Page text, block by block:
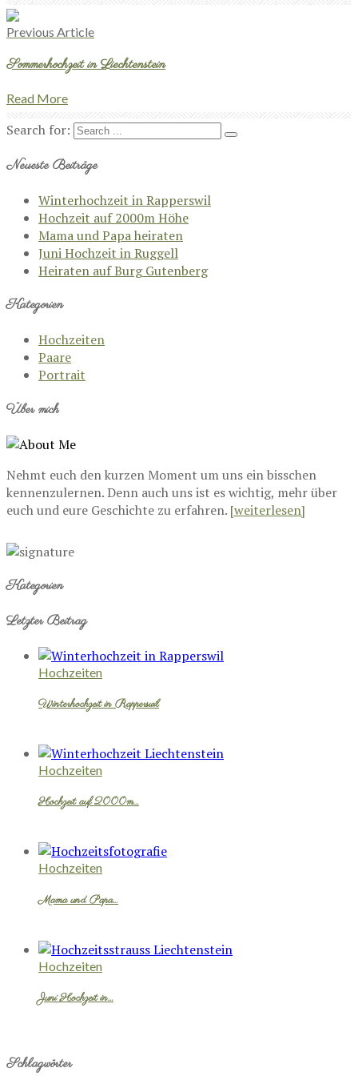
Previous Article
Sommerhochzeit in Liechtenstein
Read More
Search for:
Neueste Beiträge
Winterhochzeit in Rapperswil
Hochzeit auf 2000m Höhe
Mama und Papa heiraten
Juni Hochzeit in Ruggell
Heiraten auf Burg Gutenberg
Kategorien
Hochzeiten
Paare
Portrait
Über mich
Nehmt euch den kurzen Moment um uns ein bisschen
kennenzulernen. Denn auch uns ist es wichtig, mehr über
euch und eure Geschichte zu erfahren. [weiterlesen]
Kategorien
Letzter Beitrag
Hochzeiten
Winterhochzeit in Rapperswil
Hochzeiten
Hochzeit auf 2000m…
Hochzeiten
Mama und Papa…
Hochzeiten
Juni Hochzeit in…
Schlagwörter